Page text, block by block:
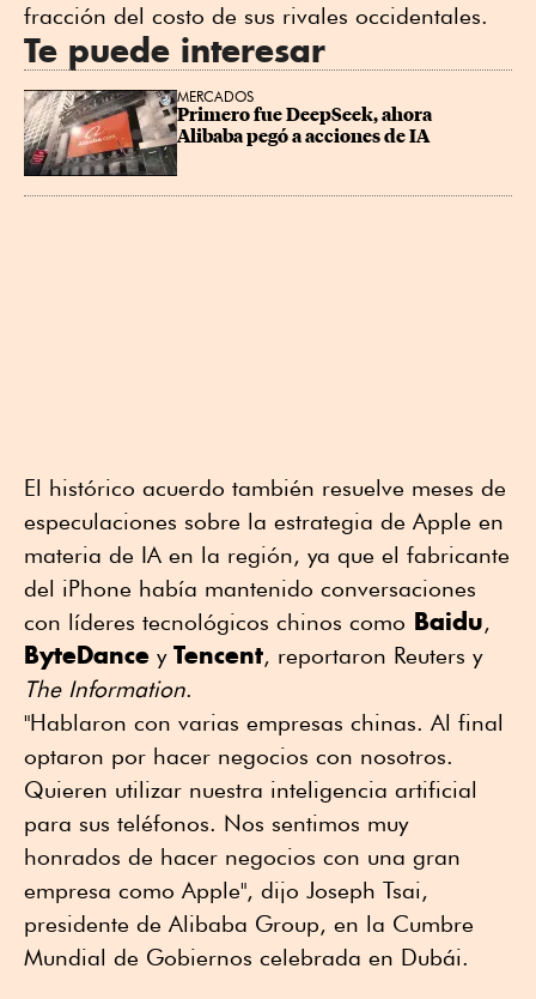
fracción del costo de sus rivales occidentales.
Te puede interesar
MERCADOS
Primero fue DeepSeek, ahora
Alibaba pegó a acciones de IA
El histórico acuerdo también resuelve meses de
especulaciones sobre la estrategia de Apple en
materia de IA en la región, ya que el fabricante
del iPhone había mantenido conversaciones
con líderes tecnológicos chinos como Baidu,
ByteDance y Tencent, reportaron Reuters y
The Information.
"Hablaron con varias empresas chinas. Al final
optaron por hacer negocios con nosotros.
Quieren utilizar nuestra inteligencia artificial
para sus teléfonos. Nos sentimos muy
honrados de hacer negocios con una gran
empresa como Apple", dijo Joseph Tsai,
presidente de Alibaba Group, en la Cumbre
Mundial de Gobiernos celebrada en Dubái.